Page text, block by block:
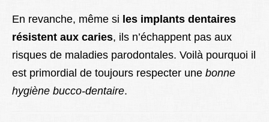
En revanche, même si les implants dentaires
résistent aux caries, ils n’échappent pas aux
risques de maladies parodontales. Voilà pourquoi il
est primordial de toujours respecter une bonne
hygiène bucco-dentaire.